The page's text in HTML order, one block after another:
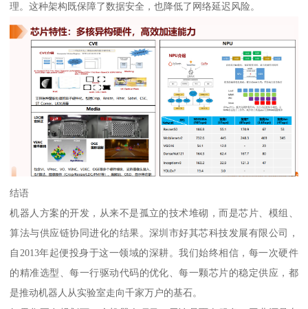
理。这种架构既保障了数据安全，也降低了网络延迟风险。
结语
机器人方案的开发，从来不是孤立的技术堆砌，而是芯片、模组、
算法与供应链协同进化的结果。深圳市好其芯科技发展有限公司，
自2013年起便投身于这一领域的深耕。我们始终相信，每一次硬件
的精准选型、每一行驱动代码的优化、每一颗芯片的稳定供应，都
是推动机器人从实验室走向千家万户的基石。